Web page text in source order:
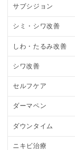
サブシジョン
シミ・シワ改善
しわ・たるみ改善
シワ改善
セルフケア
ダーマペン
ダウンタイム
ニキビ治療